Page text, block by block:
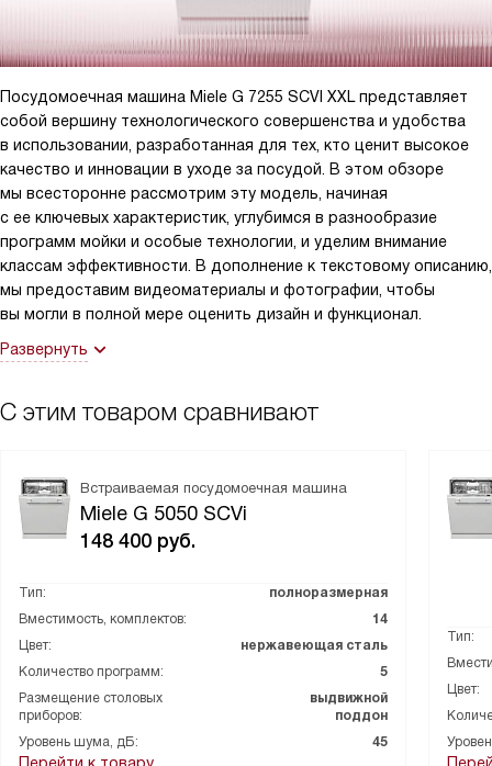
вместительный. Полностью я забиваю его посудой только в
праздники, в остальное же время просто мою грязную посуду
по мере того, как она появляется. Нравится, что здесь есть
посудомойку раньше. Отличная модель, полностью
оправдывает свою цену. Рекомендую технику Миле всем
знакомым.
Посудомоечная машина Miele G 7255 SCVI XXL представляет
собой вершину технологического совершенства и удобства
в использовании, разработанная для тех, кто ценит высокое
качество и инновации в уходе за посудой. В этом обзоре
мы всесторонне рассмотрим эту модель, начиная
с ее ключевых характеристик, углубимся в разнообразие
программ мойки и особые технологии, и уделим внимание
классам эффективности. В дополнение к текстовому описанию,
мы предоставим видеоматериалы и фотографии, чтобы
вы могли в полной мере оценить дизайн и функционал.
Развернуть
С этим товаром сравнивают
Встраиваемая посудомоечная машина
Miele G 5050 SCVi
148 400 руб.
Тип:
полноразмерная
Вместимость, комплектов:
14
Цвет:
нержавеющая сталь
Количество программ:
5
Размещение столовых
приборов:
выдвижной
поддон
Уровень шума, дБ:
45
Тип:
Цвет: